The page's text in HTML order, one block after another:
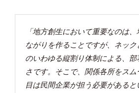
「地方創生において重要なのは
ながりを作ることですが、ネッ
のいわゆる縦割り体制による、部
さです。そこで、関係各所をス
目は民間企業が担う必要がある